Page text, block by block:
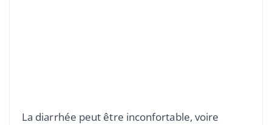
La diarrhée peut être inconfortable, voire